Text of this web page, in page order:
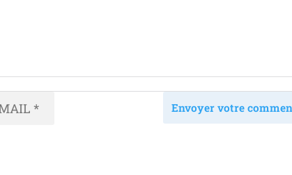
Envoyer votre